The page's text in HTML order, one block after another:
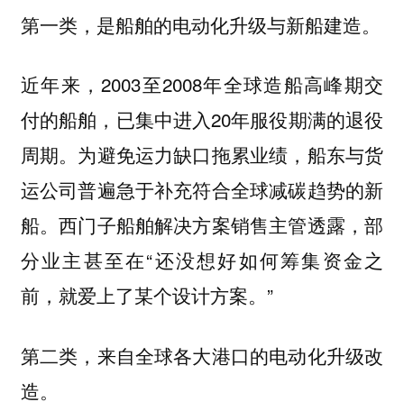
第一类，是船舶的电动化升级与新船建造。
近年来，2003至2008年全球造船高峰期交
付的船舶，已集中进入20年服役期满的退役
周期。为避免运力缺口拖累业绩，船东与货
运公司普遍急于补充符合全球减碳趋势的新
船。西门子船舶解决方案销售主管透露，部
分业主甚至在“还没想好如何筹集资金之
前，就爱上了某个设计方案。”
第二类，来自全球各大港口的电动化升级改
造。